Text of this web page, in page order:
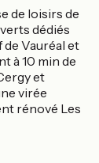
de loisirs de
dédiés
de Vauréal et
à 10 min de
et
virée
rénové Les